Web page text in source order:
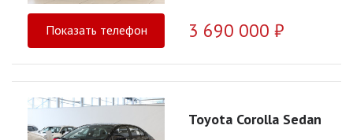
Показать телефон 3 690 000 ₽
Toyota Corolla Sedan